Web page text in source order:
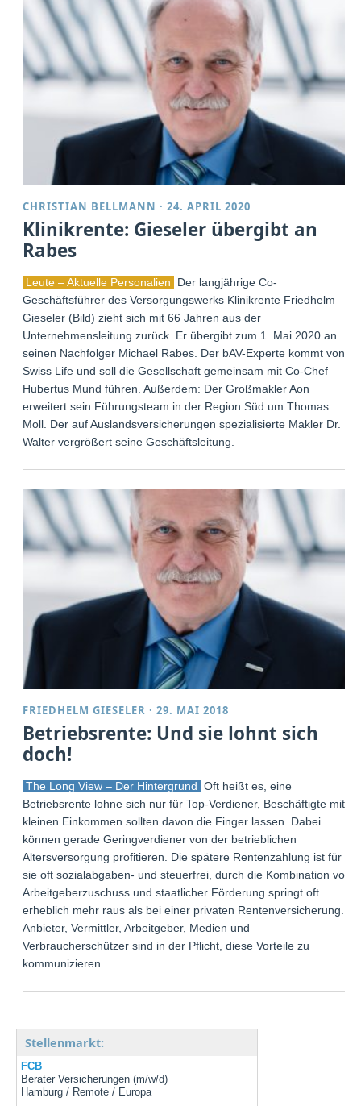
CHRISTIAN BELLMANN ·24. APRIL 2020
Klinikrente: Gieseler übergibt an
Rabes
Leute – Aktuelle Personalien
Der langjährige Co-
Geschäftsführer des Versorgungswerks Klinikrente Friedhelm
Gieseler (Bild) zieht sich mit 66 Jahren aus der
Unternehmensleitung zurück. Er übergibt zum 1. Mai 2020 an
seinen Nachfolger Michael Rabes. Der bAV-Experte kommt von
Swiss Life und soll die Gesellschaft gemeinsam mit Co-Chef
Hubertus Mund führen. Außerdem: Der Großmakler Aon
erweitert sein Führungsteam in der Region Süd um Thomas
Moll. Der auf Auslandsversicherungen spezialisierte Makler Dr.
Walter vergrößert seine Geschäftsleitung.
FRIEDHELM GIESELER ·29. MAI 2018
Betriebsrente: Und sie lohnt sich
doch!
The Long View – Der Hintergrund Oft heißt es, eine
Betriebsrente lohne sich nur für Top-Verdiener, Beschäftigte mit
kleinen Einkommen sollten davon die Finger lassen. Dabei
können gerade Geringverdiener von der betrieblichen
Altersversorgung profitieren. Die spätere Rentenzahlung ist für
sie oft sozialabgaben- und steuerfrei, durch die Kombination von
Arbeitgeberzuschuss und staatlicher Förderung springt oft
erheblich mehr raus als bei einer privaten Rentenversicherung.
Anbieter, Vermittler, Arbeitgeber, Medien und
Verbraucherschützer sind in der Pflicht, diese Vorteile zu
kommunizieren.
Stellenmarkt:
FCB
Berater Versicherungen (m/w/d)
Hamburg / Remote / Europa